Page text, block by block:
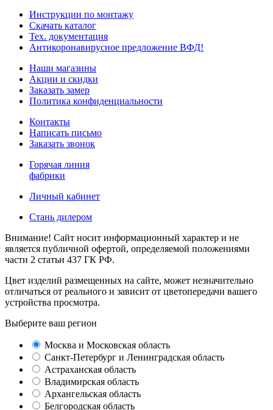
Инструкции по монтажу
Скачать каталог
Тех. документация
Антикоронавирусное предложение ВФД!
Наши магазины
Акции и скидки
Заказать замер
Политика конфиденциальности
Контакты
Написать письмо
Заказать звонок
Горячая линия
фабрики
Личный кабинет
Стань дилером
Внимание! Сайт носит информационный характер и не
является публичной офертой, определяемой положениями
части 2 статьи 437 ГК РФ.
Цвет изделий размещенных на сайте, может незначительно
отличаться от реального и зависит от цветопередачи вашего
устройства просмотра.
Выберите ваш регион
Москва и Московская область
Санкт-Петербург и Ленинградская область
Астраханская область
Владимирская область
Архангельская область
Белгородская область